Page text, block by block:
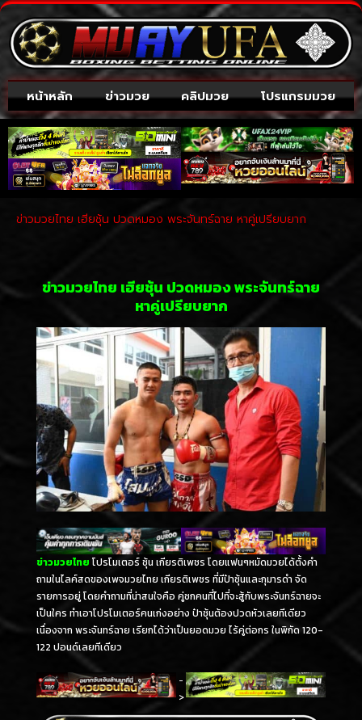
หน้าหลัก ข่าวมวย คลิปมวย โปรแกรมมวย
ข่าวมวยไทย เฮียชุ้น ปวดหมอง พระจันทร์ฉาย หาคู่เปรียบยาก
ข่าวมวยไทย เฮียชุ้น ปวดหมอง พระจันทร์ฉาย
หาคู่เปรียบยาก
ข่าวมวยไทย โปรโมเตอร์ ชุ้น เกียรติเพชร โดยแฟนๆหมัดมวยได้ตั้งคำ
ถามในไลค์สดของเพจมวยไทย เกียรติเพชร ที่มีป๋าชุ้นและกุมารดำ จัด
รายการอยู่ โดยคำถามที่น่าสนใจคือ คู่ชกคนที่ไปที่จะสู้กับพระจันทร์ฉายจะ
เป็นใคร ทำเอาโปรโมเตอร์คนเก่งอย่าง ป๋าชุ้นต้องปวดหัวเลยทีเดียว
เนื่องจาก พระจันทร์ฉาย เรียกได้ว่าเป็นยอดมวย ไร้คู่ต่อกร ในพิกัด 120-
122 ปอนด์เลยทีเดียว
-
>